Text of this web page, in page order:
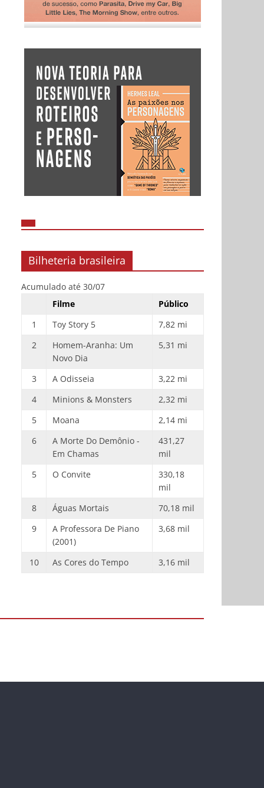
Bilheteria brasileira
Acumulado até 30/07
Filme
Público
1
Toy Story 5
7,82 mi
2
Homem-Aranha: Um
Novo Dia
5,31 mi
3 A Odisseia
3,22 mi
4
Minions & Monsters
2,32 mi
5
Moana
2,14 mi
6
A Morte Do Demônio -
Em Chamas
431,27
mil
5
O Convite
330,18
mil
8
Águas Mortais
70,18 mil
9
A Professora De Piano
(2001)
3,68 mil
10 As Cores do Tempo 3,16 mil